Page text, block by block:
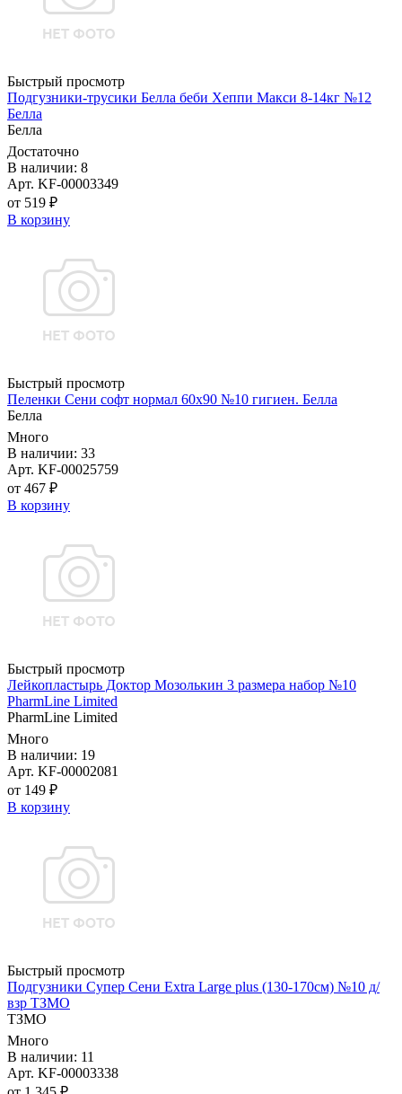
Быстрый просмотр
Подгузники-трусики Белла беби Хеппи Макси 8-14кг №12
Белла
Белла
Достаточно
В наличии: 8
Арт. KF-00003349
от 519 ₽
В корзину
Быстрый просмотр
Пеленки Сени софт нормал 60х90 №10 гигиен. Белла
Белла
Много
В наличии: 33
Арт. KF-00025759
от 467 ₽
В корзину
Быстрый просмотр
Лейкопластырь Доктор Мозолькин 3 размера набор №10
PharmLine Limited
PharmLine Limited
Много
В наличии: 19
Арт. KF-00002081
от 149 ₽
В корзину
Быстрый просмотр
Подгузники Супер Сени Extra Large plus (130-170см) №10 д/
взр ТЗМО
ТЗМО
Много
В наличии: 11
Арт. KF-00003338